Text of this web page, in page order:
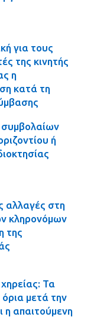
για τους
της κινητής
η
κατά τη
ή
αλλαγές στη
κληρονόμων
της
Τα
μετά την
η απαιτούμενη